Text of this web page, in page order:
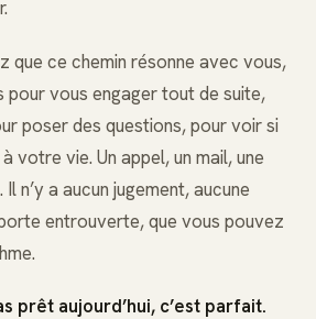
que ce chemin résonne avec vous,
pour vous engager tout de suite,
poser des questions, pour voir si
votre vie. Un appel, un mail, une
n’y a aucun jugement, aucune
entrouverte, que vous pouvez
prêt aujourd’hui, c’est parfait.